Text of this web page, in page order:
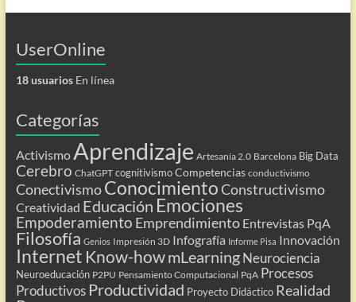
UserOnline
18 usuariosEn línea
Categorías
Activismo Aprendizaje Artesanía 2.0 Barcelona Big Data
Cerebro ChatGPT cognitivismo Competencias conductivismo
ConectivismoConocimientoConstructivismo
Creatividad Educación Emociones
Empoderamiento Emprendimiento Entrevistas PqA
Filosofía Genios Impresión 3D Infografía Informe Pisa Innovación
Internet Know-howmLearning Neurociencia
Neuroeducación P2PU Pensamiento Computacional PqA Procesos
Productivos Productividad Proyecto Didáctico Realidad